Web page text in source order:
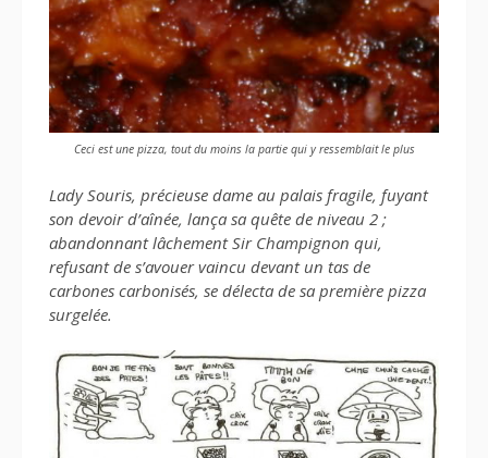
Ceci est une pizza, tout du moins la partie qui y ressemblait le plus
Lady Souris, précieuse dame au palais fragile, fuyant
son devoir d’aînée, lança sa quête de niveau 2 ;
abandonnant lâchement Sir Champignon qui,
refusant de s’avouer vaincu devant un tas de
carbones carbonisés, se délecta de sa première pizza
surgelée.